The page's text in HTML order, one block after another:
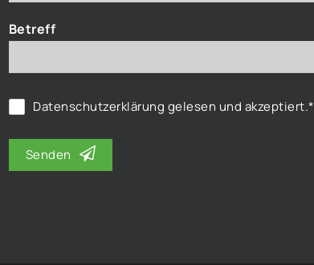
Betreff
Datenschutzerklärung gelesen und akzeptiert.*
Senden